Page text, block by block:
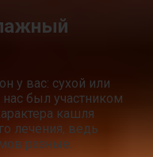
у вас: сухой или
был участником
кашля
лечения, ведь
разные.